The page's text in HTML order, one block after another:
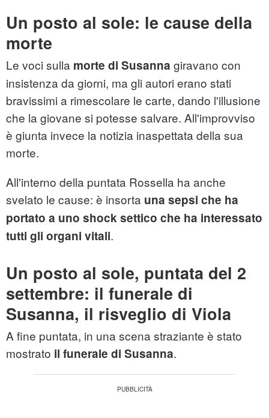
Un posto al sole: le cause della
morte
Le voci sulla morte di Susanna giravano con
insistenza da giorni, ma gli autori erano stati
bravissimi a rimescolare le carte, dando l'illusione
che la giovane si potesse salvare. All'improvviso
è giunta invece la notizia inaspettata della sua
morte.
All'interno della puntata Rossella ha anche
svelato le cause: è insorta una sepsi che ha
portato a uno shock settico che ha interessato
tutti gli organi vitali.
Un posto al sole, puntata del 2
settembre: il funerale di
Susanna, il risveglio di Viola
A fine puntata, in una scena straziante è stato
mostrato il funerale di Susanna.